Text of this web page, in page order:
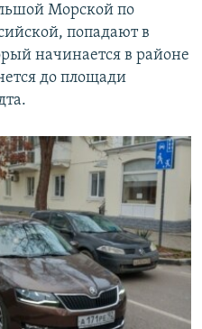
Морской по
попадают в
начинается в районе
до площади